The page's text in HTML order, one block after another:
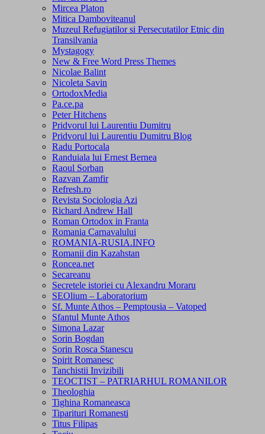
Mircea Platon
Mitica Damboviteanul
Muzeul Refugiatilor si Persecutatilor Etnic din
Transilvania
Mystagogy
New & Free Word Press Themes
Nicolae Balint
Nicoleta Savin
OrtodoxMedia
Pa.ce.pa
Peter Hitchens
Pridvorul lui Laurentiu Dumitru
Pridvorul lui Laurentiu Dumitru Blog
Radu Portocala
Randuiala lui Ernest Bernea
Raoul Sorban
Razvan Zamfir
Refresh.ro
Revista Sociologia Azi
Richard Andrew Hall
Roman Ortodox in Franta
Romania Carnavalului
ROMANIA-RUSIA.INFO
Romanii din Kazahstan
Roncea.net
Secareanu
Secretele istoriei cu Alexandru Moraru
SEOlium – Laboratorium
Sf. Munte Athos – Pemptousia – Vatoped
Sfantul Munte Athos
Simona Lazar
Sorin Bogdan
Sorin Rosca Stanescu
Spirit Romanesc
Tanchistii Invizibili
TEOCTIST – PATRIARHUL ROMANILOR
Theologhia
Tighina Romaneasca
Tiparituri Romanesti
Titus Filipas